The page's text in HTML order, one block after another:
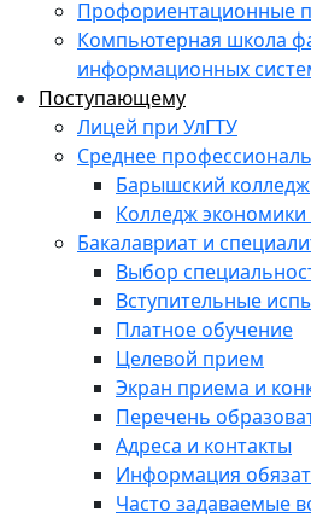
Профориентационные
Компьютерная школа
информационных
Поступающему
Лицей при УлГТУ
Среднее
Барышский колледж
Колледж
Бакалавриат и
Выбор
Вступительные
Платное обучение
Целевой прием
Экран приема и
Перечень
Адреса и контакты
Информация
Часто задаваемые